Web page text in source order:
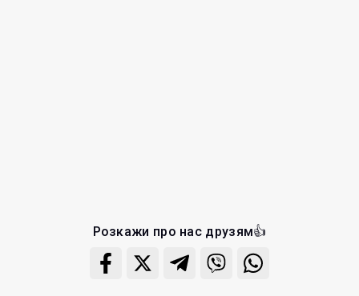
Розкажи про нас друзям👍